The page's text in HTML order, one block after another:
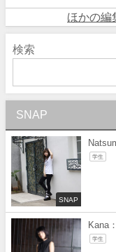
ほかの編
検索
SNAP
SNAP
学生
Kana
学生